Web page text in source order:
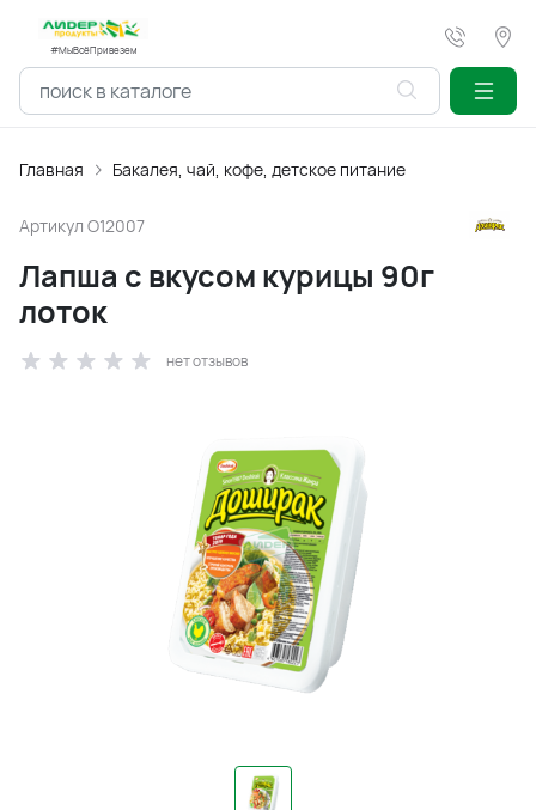
#МыВсёПривезем
Главная Бакалея, чай, кофе, детское питание
Артикул O12007
Лапша с вкусом курицы 90г
лоток
нет отзывов